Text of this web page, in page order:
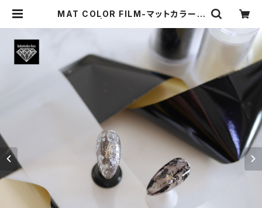
MAT COLOR FILM-マットカラーフ